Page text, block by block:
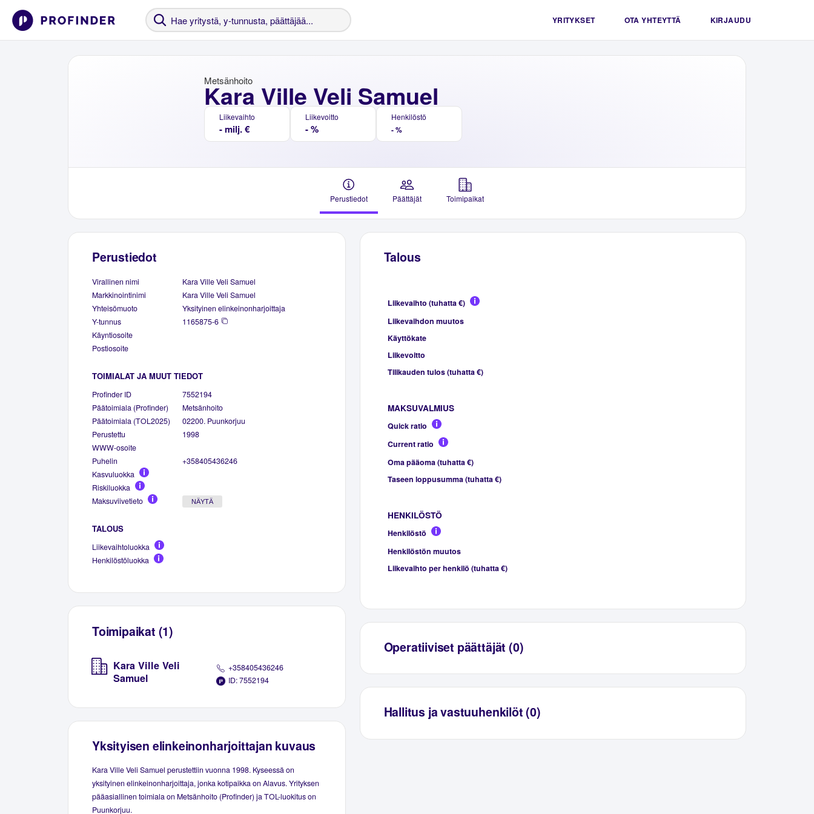
YRITYKSET OTA YHTEYTTÄ KIRJAUDU
Kara Ville Veli Samuel
Metsänhoito
Liikevaihto
- milj. €
Liikevoitto
- %
Henkilöstö
- %
Perustiedot Päättäjät Toimipaikat
Perustiedot
Virallinen nimi
Kara Ville Veli Samuel
Markkinointinimi
Kara Ville Veli Samuel
Yhteisömuoto
Yksityinen elinkeinonharjoittaja
Y-tunnus
1165875-6
Käyntiosoite
Postiosoite
TOIMIALAT JA MUUT TIEDOT
Profinder ID
7552194
Päätoimiala (Profinder)
Metsänhoito
Päätoimiala (TOL2025)
02200. Puunkorjuu
Perustettu
1998
WWW-osoite
Puhelin
+358405436246
Kasvuluokka
Riskiluokka
Maksuviivetieto
NÄYTÄ
TALOUS
Liikevaihtoluokka
Henkilöstöluokka
Toimipaikat (1)
Kara Ville Veli
Samuel
+358405436246
ID: 7552194
Yksityisen elinkeinonharjoittajan kuvaus
Kara Ville Veli Samuel perustettiin vuonna 1998. Kyseessä on
yksityinen elinkeinonharjoittaja, jonka kotipaikka on Alavus. Yrityksen
pääasiallinen toimiala on Metsänhoito (Profinder) ja TOL-luokitus on
Puunkorjuu.
Talous
Liikevaihto (tuhatta €)
Liikevaihdon muutos
Käyttökate
Liikevoitto
Tilikauden tulos (tuhatta €)
MAKSUVALMIUS
Quick ratio
Current ratio
Oma pääoma (tuhatta €)
Taseen loppusumma (tuhatta €)
HENKILÖSTÖ
Henkilöstö
Henkilöstön muutos
Liikevaihto per henkilö (tuhatta €)
Operatiiviset päättäjät (0)
Hallitus ja vastuuhenkilöt (0)